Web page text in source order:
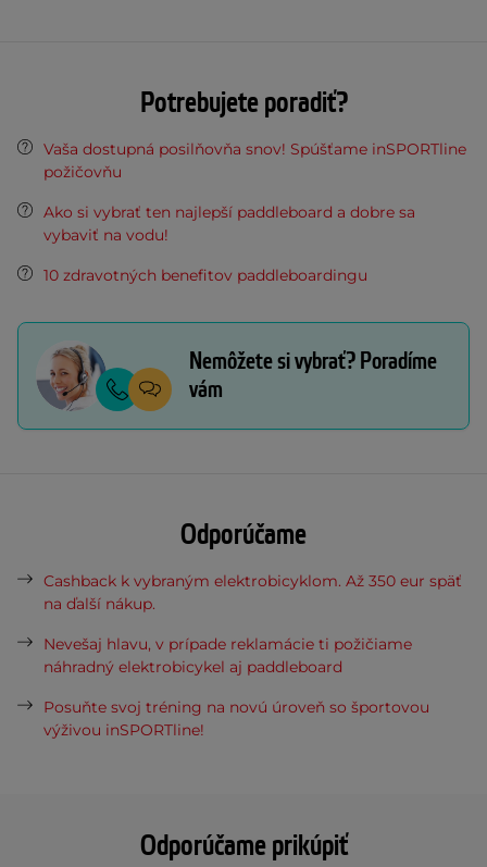
Odporúčame prikúpiť
Potrebujete poradiť?
Vaša dostupná posilňovňa snov! Spúšťame inSPORTline
požičovňu
Ako si vybrať ten najlepší paddleboard a dobre sa
vybaviť na vodu!
10 zdravotných benefitov paddleboardingu
Nemôžete si vybrať? Poradíme
vám
Odporúčame
Cashback k vybraným elektrobicyklom. Až 350 eur späť
na ďalší nákup.
Nevešaj hlavu, v prípade reklamácie ti požičiame
náhradný elektrobicykel aj paddleboard
Posuňte svoj tréning na novú úroveň so športovou
výživou inSPORTline!